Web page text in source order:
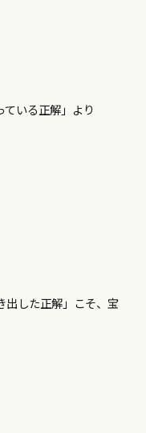
いる正解」より
出した正解」こそ、宝